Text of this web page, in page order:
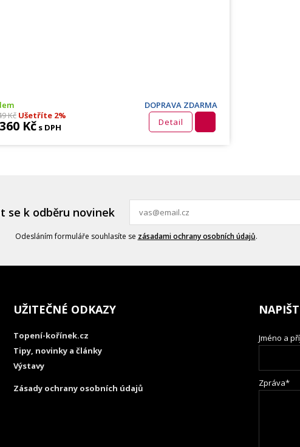
DOPRAVA ZDARMA
KčUšetříte 2%
Kčs DPH Detail
se k odběru novinek
Odesláním formuláře souhlasíte se zásadami ochrany osobních údajů.
UŽITEČNÉ ODKAZY
Topení-kořínek.cz
Tipy, novinky a články
Výstavy
Zásady ochrany osobních údajů
Jméno a
Zpráva*